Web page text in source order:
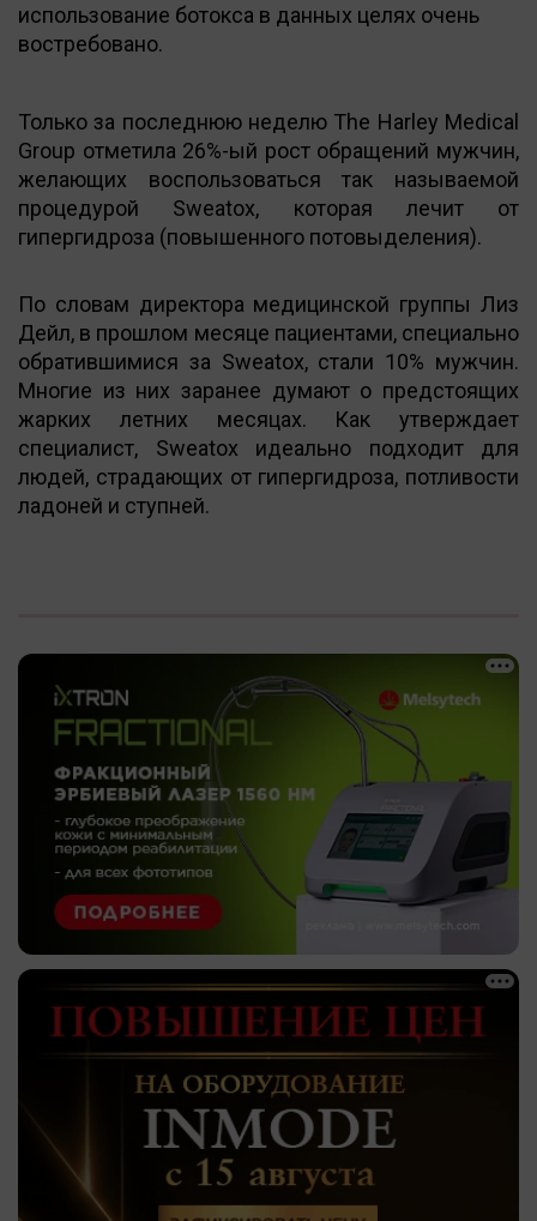
использование ботокса в данных целях очень
востребовано.
Только за последнюю неделю The Harley Medical
Group отметила 26%-ый рост обращений мужчин,
желающих воспользоваться так называемой
процедурой Sweatox, которая лечит от
гипергидроза (повышенного потовыделения).
По словам директора медицинской группы Лиз
Дейл, в прошлом месяце пациентами, специально
обратившимися за Sweatox, стали 10% мужчин.
Многие из них заранее думают о предстоящих
жарких летних месяцах. Как утверждает
специалист, Sweatox идеально подходит для
людей, страдающих от гипергидроза, потливости
ладоней и ступней.